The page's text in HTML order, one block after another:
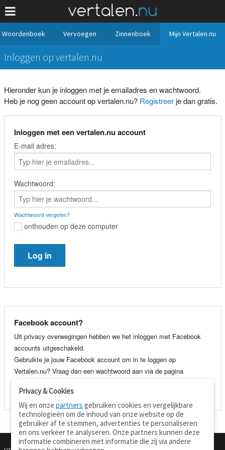
Woordenboek Vervoegen Zinnenboek Mijn Vertalen.nu
Inloggen op vertalen.nu
Hieronder kun je inloggen met je emailadres en wachtwoord.
Heb je nog geen account op vertalen.nu? Registreerje dan gratis.
Inloggen met een vertalen.nu account
E-mail adres:
Wachtwoord:
Wachtwoord vergeten?
onthouden op deze computer
Facebook account?
Uit privacy overwegingen hebben we het inloggen met Facebook
accounts uitgeschakeld.
Gebruikte je jouw Facebook account om in te loggen op
Vertalen.nu? Vraag dan een wachtwoord aan via de pagina
je e-mail adres en wachtwoord.
Privacy & Cookies
Wij en onzepartners gebruiken cookies en vergelijkbare
technologieën om de inhoud van onze website op de
gebruiker af te stemmen, advertenties te personaliseren
en ons verkeer te analyseren. Onze partners kunnen deze
informatie combineren met informatie die zij via andere